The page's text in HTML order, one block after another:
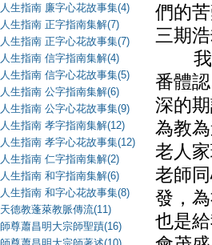
人生指南 廉字心花故事集(4)
人生指南 正字指南集解(7)
人生指南 正字心花故事集(7)
人生指南 信字指南集解(4)
人生指南 信字心花故事集(5)
人生指南 公字指南集解(6)
人生指南 公字心花故事集(9)
人生指南 孝字指南集解(12)
人生指南 孝字心花故事集(12)
人生指南 仁字指南集解(2)
人生指南 和字指南集解(6)
人生指南 和字心花故事集(8)
天德教蓬萊教脈傳流(11)
師尊蕭昌明大宗師聖蹟(16)
們的
三期浩
我教
番體
深的
為教
老人
老師
發，
也是